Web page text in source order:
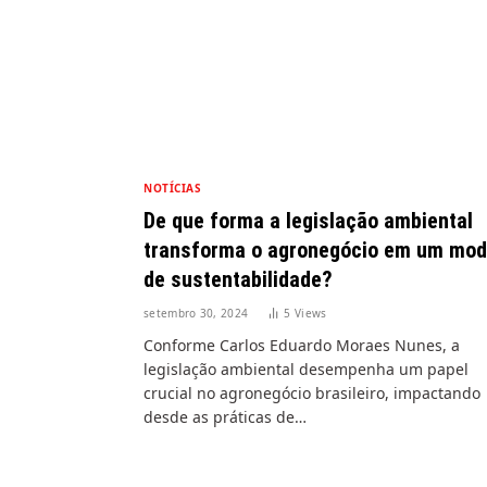
NOTÍCIAS
De que forma a legislação ambiental
transforma o agronegócio em um
de sustentabilidade?
setembro 30, 2024 5Views
Conforme Carlos Eduardo Moraes Nunes, a
legislação ambiental desempenha um papel
crucial no agronegócio brasileiro, impactando
desde as práticas de…